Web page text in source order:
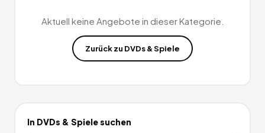
alle Angebote von Drittanbietern/Amazon Marketplace).
deutschlandweit.
Aktuell keine Angebote in dieser Kategorie.
Zurück zu DVDs & Spiele
In DVDs & Spielesuchen